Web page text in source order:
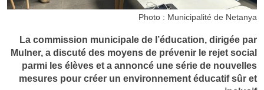
Photo : Municipalité de Netanya
La commission municipale de l’éducation, dirigée par
Mulner, a discuté des moyens de prévenir le rejet social
parmi les élèves et a annoncé une série de nouvelles
mesures pour créer un environnement éducatif sûr et